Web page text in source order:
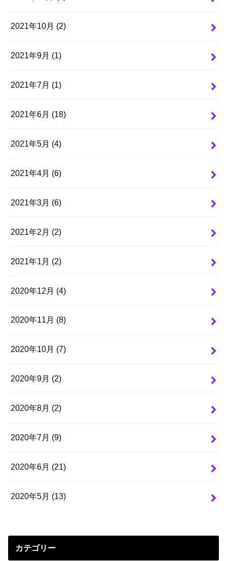
2021年10月 (2)
2021年9月 (1)
2021年7月 (1)
2021年6月 (18)
2021年5月 (4)
2021年4月 (6)
2021年3月 (6)
2021年2月 (2)
2021年1月 (2)
2020年12月 (4)
2020年11月 (8)
2020年10月 (7)
2020年9月 (2)
2020年8月 (2)
2020年7月 (9)
2020年6月 (21)
2020年5月 (13)
カテゴリー